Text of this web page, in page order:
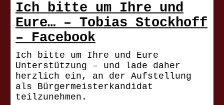
Ich bitte um Ihre und
Eure… – Tobias Stockhoff
– Facebook
Ich bitte um Ihre und Eure
Unterstützung – und lade daher
herzlich ein, an der Aufstellung
als Bürgermeisterkandidat
teilzunehmen.